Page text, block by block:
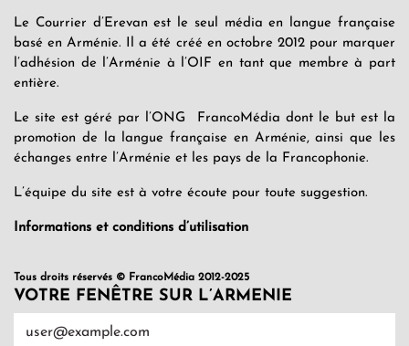
Le Courrier d’Erevan est le seul média en langue française
basé en Arménie. Il a été créé en octobre 2012 pour marquer
l’adhésion de l’Arménie à l’OIF en tant que membre à part
entière.
Le site est géré par l’ONG FrancoMédia dont le but est la
promotion de la langue française en Arménie, ainsi que les
échanges entre l’Arménie et les pays de la Francophonie.
L’équipe du site est à votre écoute pour toute suggestion.
Informations et conditions d’utilisation
Tous droits réservés © FrancoMédia 2012-2025
VOTRE FENÊTRE SUR L’ARMENIE